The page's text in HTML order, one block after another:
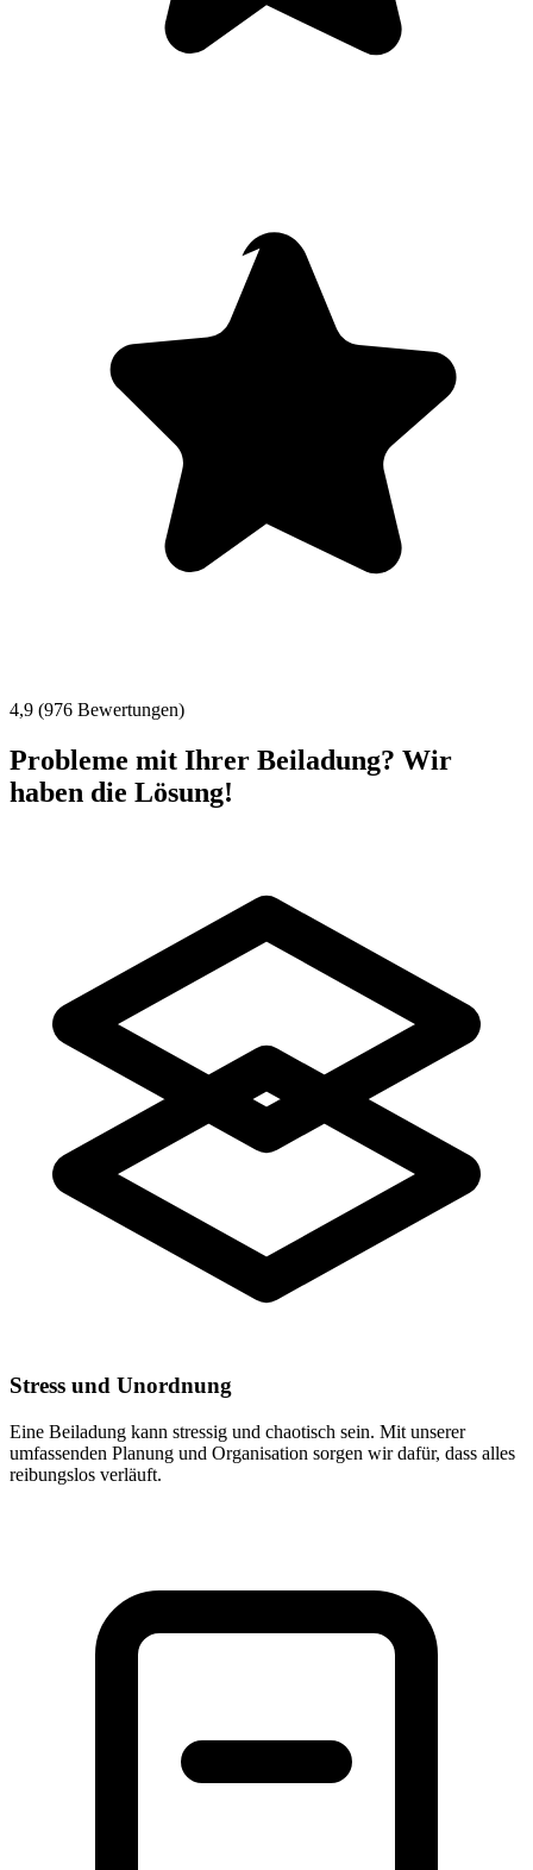
4,9 (976 Bewertungen)
Probleme mit Ihrer Beiladung? Wir
haben die Lösung!
Stress und Unordnung
Eine Beiladung kann stressig und chaotisch sein. Mit unserer
umfassenden Planung und Organisation sorgen wir dafür, dass alles
reibungslos verläuft.